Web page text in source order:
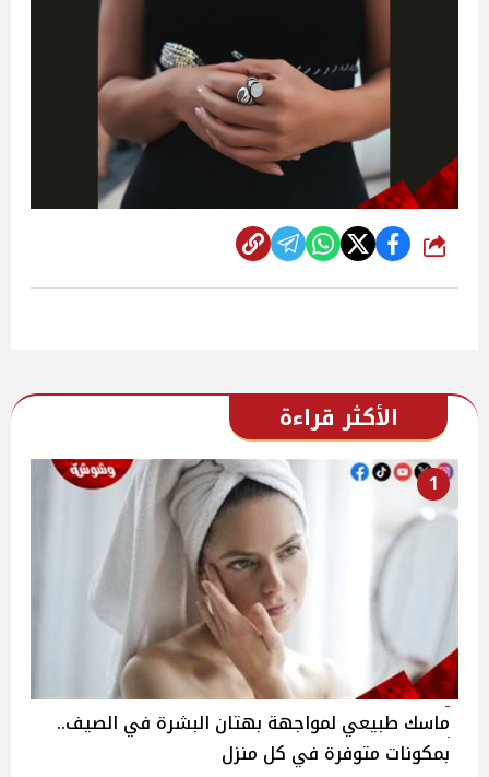
شارك
الأكثر قراءة
1
ماسك طبيعي لمواجهة بهتان البشرة في الصيف..
بمكونات متوفرة في كل منزل